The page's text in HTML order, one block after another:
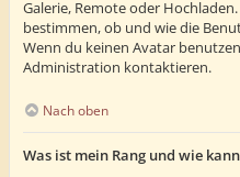
Galerie, Remote oder
bestimmen, ob und wie die
Wenn du keinen Avatar
Administration kontaktieren.
Nach oben
Was ist mein Rang und wie